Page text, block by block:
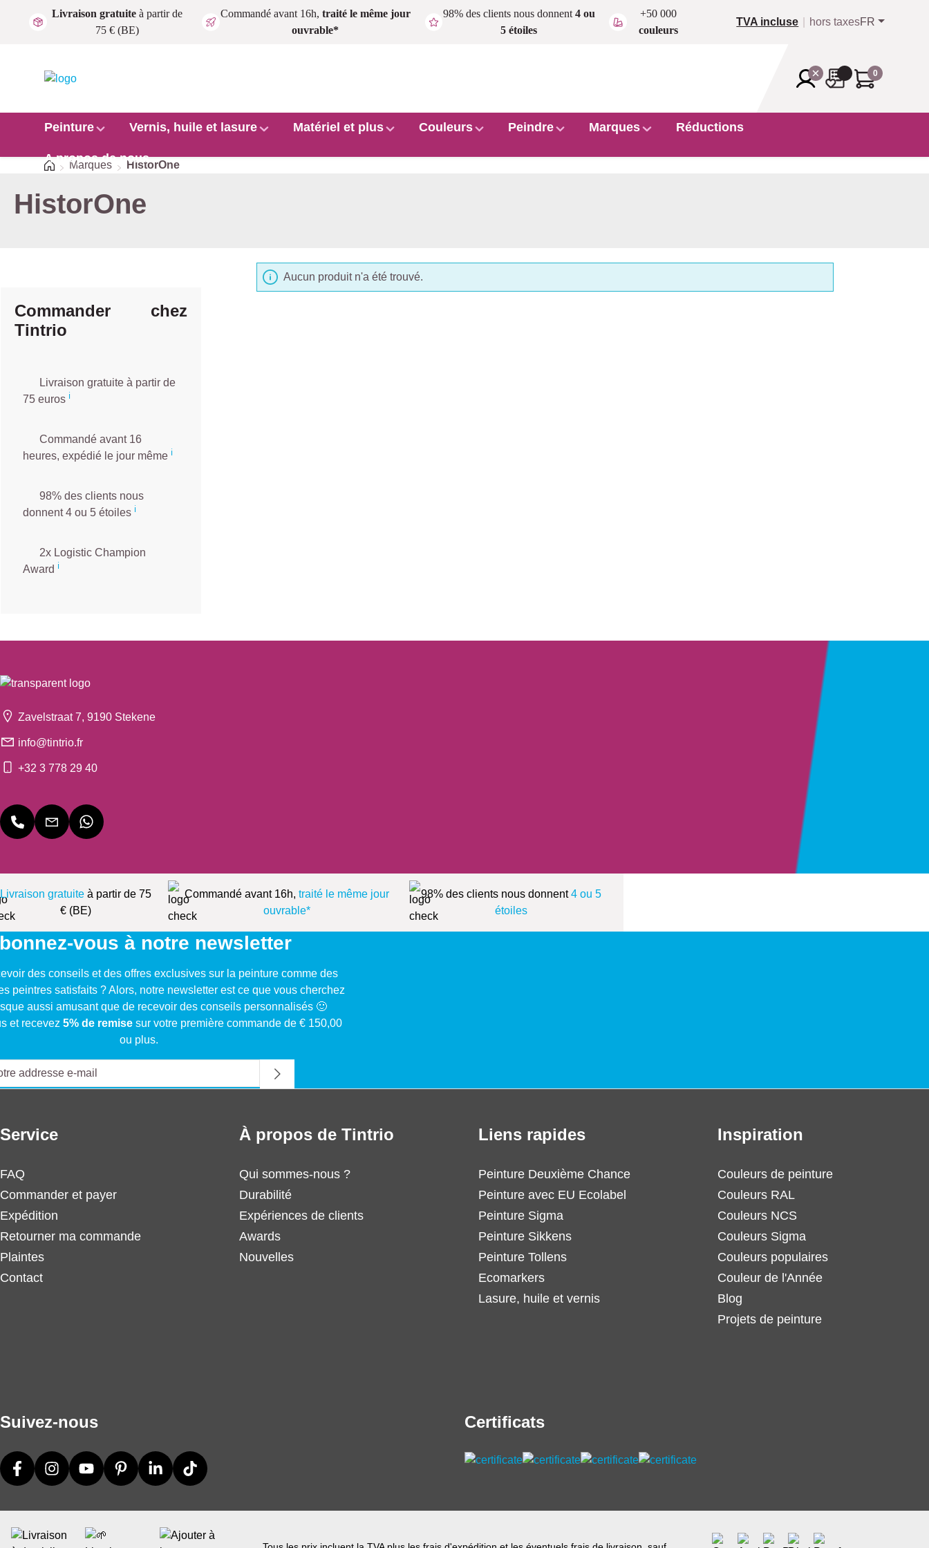
Passer au contenu principal
Livraison gratuite à partir de
75 € (BE)
Commandé avant 16h, traité le même jour
ouvrable*
98% des clients nous donnent 4 ou
5 étoiles
+50 000
couleurs
TVA incluse hors taxesFR
0
Peinture Vernis, huile et lasure Matériel et plus Couleurs Peindre Marques Réductions
A propos de nous
Accueil
Marques HistorOne
HistorOne
Commander chez
Tintrio
Livraison gratuite à partir de
75 euros ℹ️️
Commandé avant 16
heures, expédié le jour même ℹ️
98% des clients nous
donnent 4 ou 5 étoiles ℹ️
2x Logistic Champion
Award ℹ️
Aucun produit n'a été trouvé.
Zavelstraat 7, 9190 Stekene
info@tintrio.fr
+32 3 778 29 40
Livraison gratuiteà partir de 75
€ (BE)
Commandé avant 16h, traité le même jour
ouvrable*
98% des clients nous donnent4 ou 5
étoiles
vous à notre newsletter
des conseils et des offres exclusives sur la peinture comme des
peintres satisfaits ? Alors, notre newsletter est ce que vous cherchez
aussi amusant que de recevoir des conseils personnalisés 🙂
et recevez 5% de remisesur votre première commande de € 150,00
ou plus.
Service
FAQ
Commander et payer
Expédition
Retourner ma commande
Plaintes
Contact
À propos de Tintrio
Qui sommes-nous ?
Durabilité
Expériences de clients
Awards
Nouvelles
Liens rapides
Peinture Deuxième Chance
Peinture avec EU Ecolabel
Peinture Sigma
Peinture Sikkens
Peinture Tollens
Ecomarkers
Lasure, huile et vernis
Inspiration
Couleurs de peinture
Couleurs RAL
Couleurs NCS
Couleurs Sigma
Couleurs populaires
Couleur de l'Année
Blog
Projets de peinture
Suivez-nous Certificats